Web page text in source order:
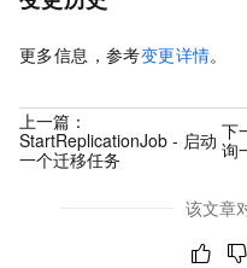
更多信息，参考变更详情。
上一篇：
StartReplicationJob - 启动
一个迁移任务
下
询
该文章